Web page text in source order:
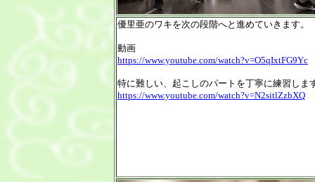
優里亜のワキを次の段階へと進めていきます。
動画
https://www.youtube.com/watch?v=O5qIxtFG9Yc
特に難しい、起こしのパートを丁寧に練習しま
https://www.youtube.com/watch?v=N2sitlZzbXQ